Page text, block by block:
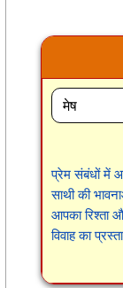
प्रेम संबंधों में
साथी की
आपका रिश्ता
विवाह का